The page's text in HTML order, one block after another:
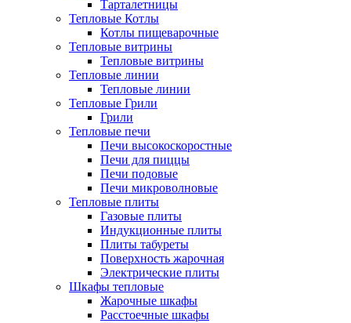
Тарталетницы
Тепловые Котлы
Котлы пищеварочные
Тепловые витрины
Тепловые витрины
Тепловые линии
Тепловые линии
Тепловые Грили
Грили
Тепловые печи
Печи высокоскоростные
Печи для пиццы
Печи подовые
Печи микроволновые
Тепловые плиты
Газовые плиты
Индукционные плиты
Плиты табуреты
Поверхность жарочная
Электрические плиты
Шкафы тепловые
Жарочные шкафы
Расстоечные шкафы